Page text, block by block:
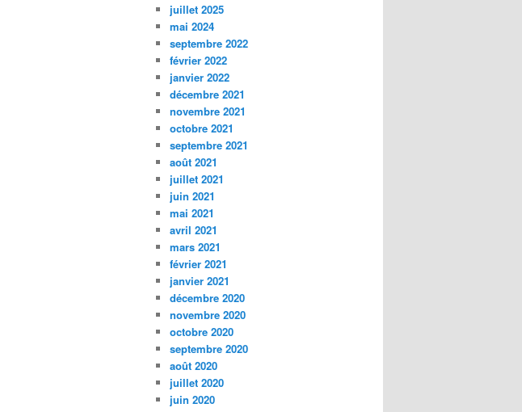
juillet 2025
mai 2024
septembre 2022
février 2022
janvier 2022
décembre 2021
novembre 2021
octobre 2021
septembre 2021
août 2021
juillet 2021
juin 2021
mai 2021
avril 2021
mars 2021
février 2021
janvier 2021
décembre 2020
novembre 2020
octobre 2020
septembre 2020
août 2020
juillet 2020
juin 2020